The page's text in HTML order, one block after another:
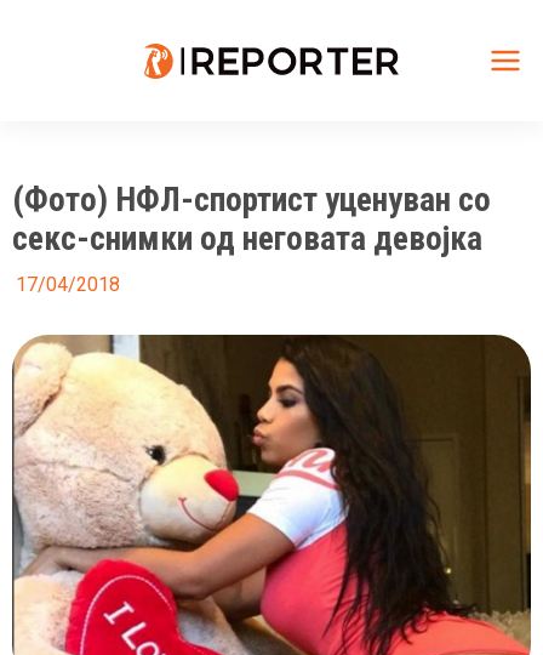
(Фото) НФЛ-спортист уценуван со
секс-снимки од неговата девојка
17/04/2018